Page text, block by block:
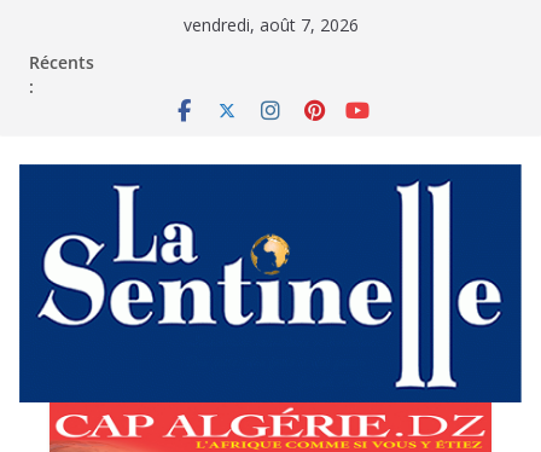
vendredi, août 7, 2026
Récents
: